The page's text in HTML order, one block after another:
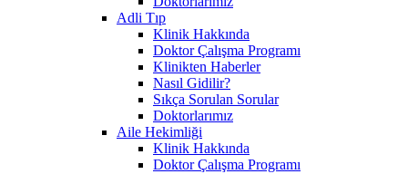
Adli Tıp
Klinik Hakkında
Doktor Çalışma Programı
Klinikten Haberler
Nasıl Gidilir?
Sıkça Sorulan Sorular
Doktorlarımız
Aile Hekimliği
Klinik Hakkında
Doktor Çalışma Programı